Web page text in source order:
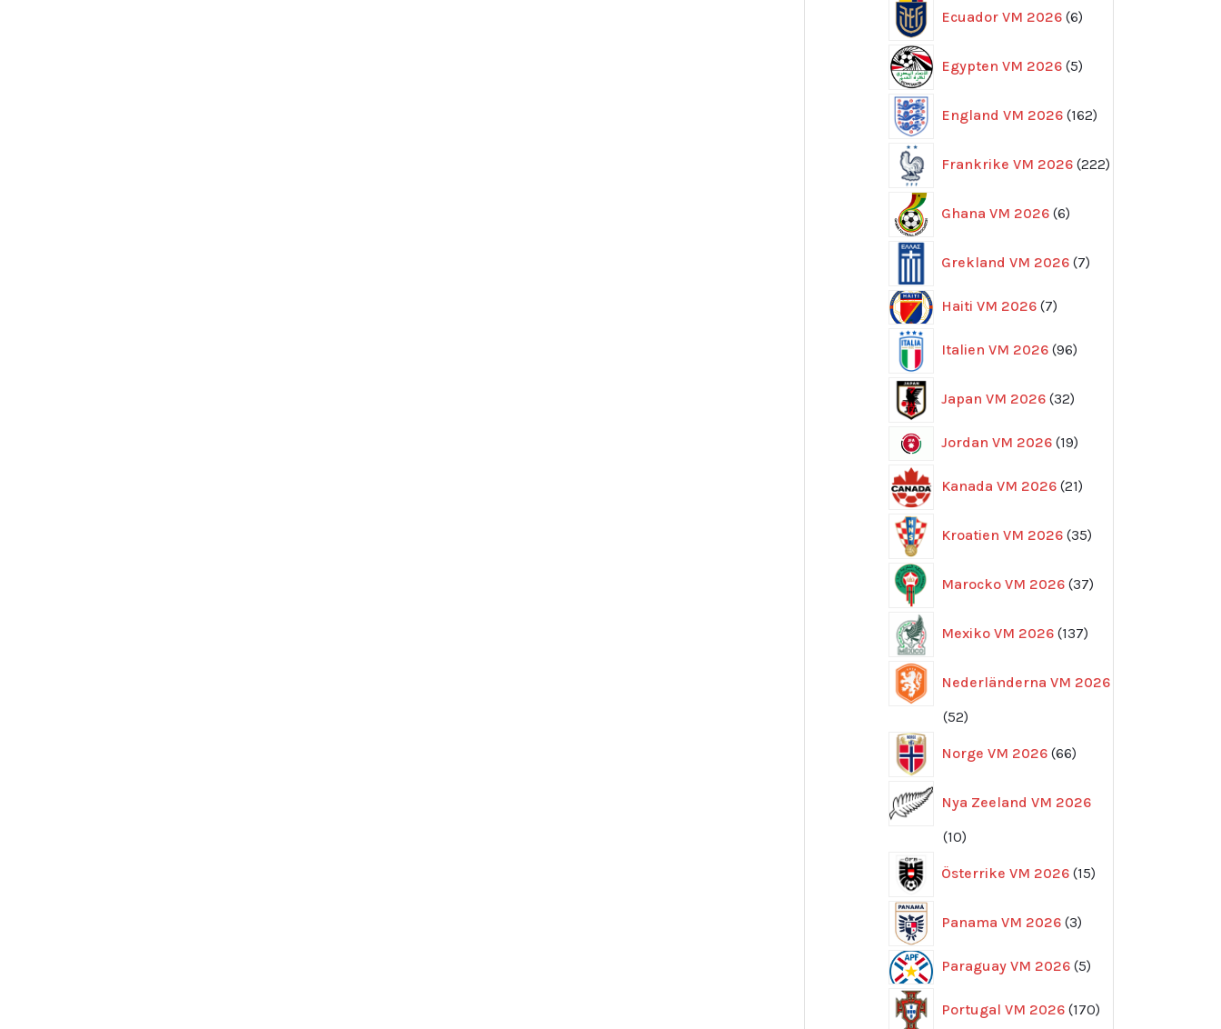
Ecuador VM 2026 6
produkter
Egypten VM 2026 5
produkter
England VM 2026 162
produkter
Frankrike VM 2026 222
produkter
Ghana VM 2026 6
produkter
Grekland VM 2026 7
produkter
Haiti VM 2026 77
Italien VM 2026 96
produkter
Japan VM 2026 32
produkter
Jordan VM 2026 1919
Kanada VM 2026 21
produkter
Kroatien VM 2026 35
produkter
Marocko VM 2026 37
produkter
Mexiko VM 2026 137
produkter
Nederländerna VM 2026
5252
Norge VM 2026 66
produkter
Nya Zeeland VM 2026
1010
Österrike VM 2026 15
produkter
Panama VM 2026 3
produkter
Paraguay VM 2026 55
Portugal VM 2026 170
produkter